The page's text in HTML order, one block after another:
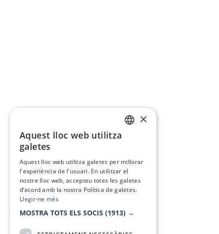
×
Aquest lloc web utilitza
galetes
Aquest lloc web utilitza galetes per millorar
l'experiència de l'usuari. En utilitzar el
nostre lloc web, accepteu totes les galetes
d’acord amb la nostra Política de galetes.
Llegir-ne més
MOSTRA TOTS ELS SOCIS (1913) →